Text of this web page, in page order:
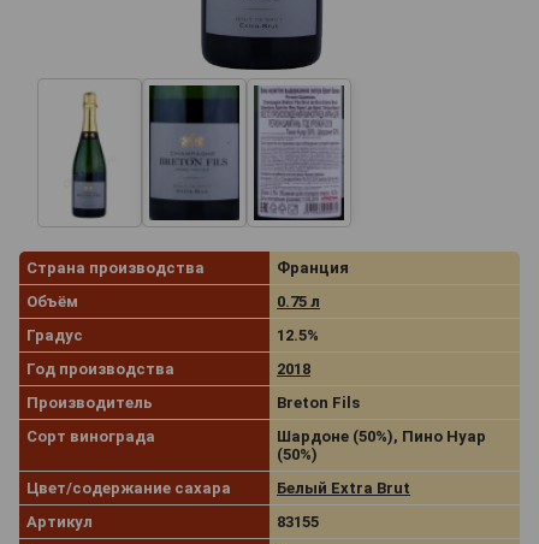
Страна производства
Франция
Объём
0.75 л
Градус
12.5%
Год производства
2018
Производитель
Breton Fils
Сорт винограда
Шардоне (50%), Пино Нуар
(50%)
Цвет/содержание сахара
Белый Extra Brut
Артикул
83155